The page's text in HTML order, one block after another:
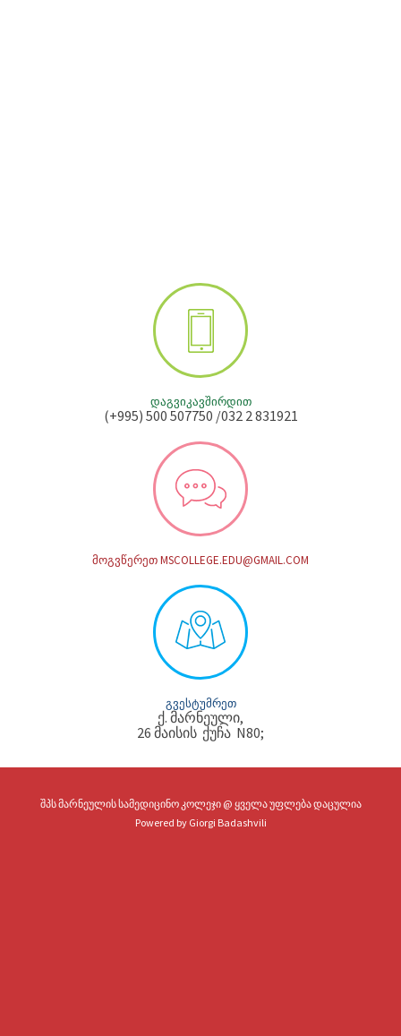
ᲓᲐᲒᲕᲘᲙᲐᲕᲨᲘᲠᲓᲘᲗ
(+995) 500 507750 /032 2 831921
ᲛᲝᲒᲕᲬᲔᲠᲔᲗ MSCOLLEGE.EDU@GMAIL.COM
ᲒᲕᲔᲡᲢᲣᲛᲠᲔᲗ
ქ. მარნეული,
26 მაისის ქუჩა N80;
შპს მარნეულის სამედიცინო კოლეჯი @ ყველა უფლება დაცულია
Powered by Giorgi Badashvili